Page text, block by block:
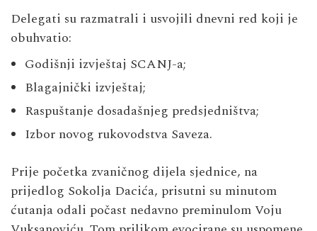
Delegati su razmatrali i usvojili dnevni red koji je
obuhvatio:
Godišnji izvještaj SCANJ-a;
Blagajnički izvještaj;
Raspuštanje dosadašnjeg predsjedništva;
Izbor novog rukovodstva Saveza.
Prije početka zvaničnog dijela sjednice, na
prijedlog Sokolja Dacića, prisutni su minutom
ćutanja odali počast nedavno preminulom Voju